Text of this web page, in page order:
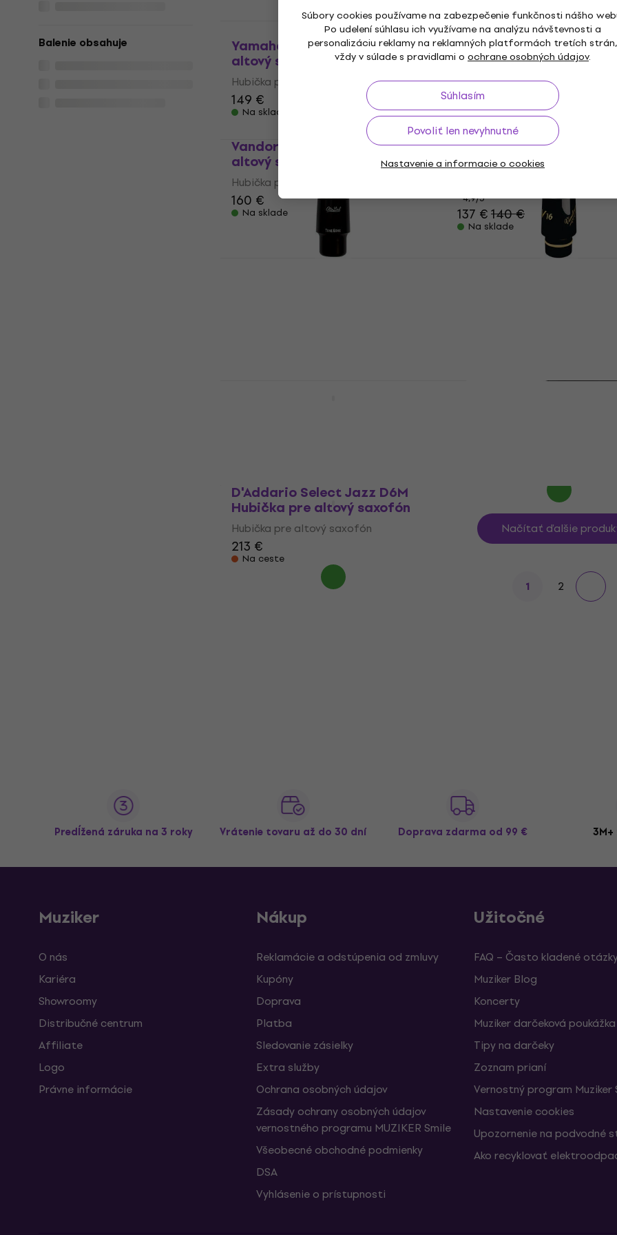
Súbory cookies používame na zabezpečenie funkčnosti nášho
Po udelení súhlasu ich využívame na analýzu návštevnosti a
personalizáciu reklamy na reklamných platformách tretích strán,
vždy v súlade s pravidlami o ochrane osobných údajov.
Súhlasím
Povoliť len nevyhnutné
Nastavenie a informacie o cookies
Balenie obsahuje Yamaha AS-6CM Hubička pre
altový saxofón
Hubička pre altový saxofón
149 €
Na sklade
Yamaha AS-3C Hubička
altový saxofón
Hubička pre altový saxofón
50,90 €
Na sklade
Vandoren V16 A6 M Hubička pre
altový saxofón
Hubička pre altový saxofón
160 €
Na sklade
Vandoren V5 JAZZ A35
pre altový saxofón
4,9/5
137 €140 €
Na sklade
Vandoren V16 A8 M
D'Addario Select Jazz D6M
Hubička pre altový saxofón
Hubička pre altový saxofón
213 €
Na ceste
Načítať ďalšie
1 2
Predĺžená záruka na 3 roky Vrátenie tovaru až do 30 dní Doprava zdarma od 99 €
Muziker
O nás
Kariéra
Showroomy
Distribučné centrum
Affiliate
Logo
Právne informácie
Nákup
Reklamácie a odstúpenia od zmluvy
Kupóny
Doprava
Platba
Sledovanie zásielky
Extra služby
Ochrana osobných údajov
Zásady ochrany osobných údajov
vernostného programu MUZIKER Smile
Všeobecné obchodné podmienky
DSA
Vyhlásenie o prístupnosti
Užitočné
FAQ – Často kladené
Muziker Blog
Koncerty
Muziker darčeková poukážka
Tipy na darčeky
Zoznam prianí
Vernostný program Muziker
Nastavenie cookies
Upozornenie na podvodné
Ako recyklovať